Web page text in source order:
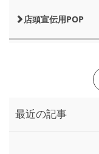
店頭宣伝用POP
最近の記事